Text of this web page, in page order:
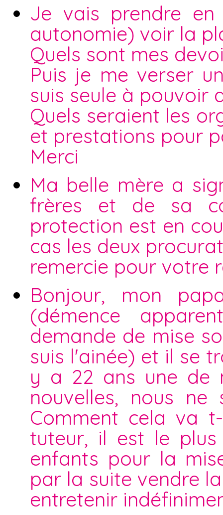
Je vais prendre
autonomie) voir la
Quels sont mes
Puis je me verser
suis seule à pouvoir
Quels seraient les
et prestations pour
Merci
Ma belle mère a
frères et de sa
protection est en
cas les deux
remercie pour votre
Bonjour, mon
(démence
demande de mise
suis l'ainée) et il se
y a 22 ans une de
nouvelles, nous
Comment cela va
tuteur, il est le
enfants pour la
par la suite vendre
entretenir